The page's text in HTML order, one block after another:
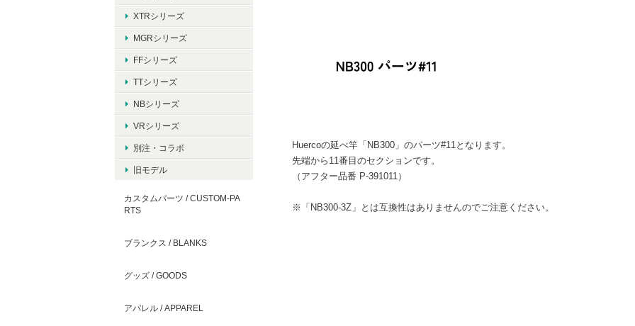
Huercoの延べ竿「NB300」のパーツ#11となります。
先端から11番目のセクションです。
（アフター品番 P-391011）
※「NB300-3Z」とは互換性はありませんのでご注意ください。
XTRシリーズ
MGRシリーズ
FFシリーズ
TTシリーズ
NBシリーズ
VRシリーズ
別注・コラボ
旧モデル
カスタムパーツ / CUSTOM-PA
RTS
ブランクス / BLANKS
グッズ / GOODS
アパレル / APPAREL